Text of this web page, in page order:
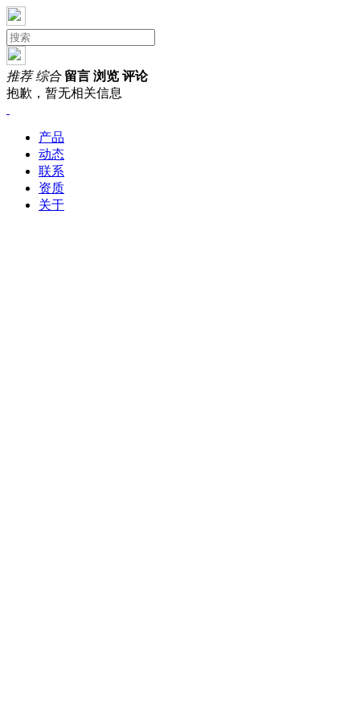
推荐 综合 留言 浏览 评论
抱歉，暂无相关信息
产品
动态
联系
资质
关于